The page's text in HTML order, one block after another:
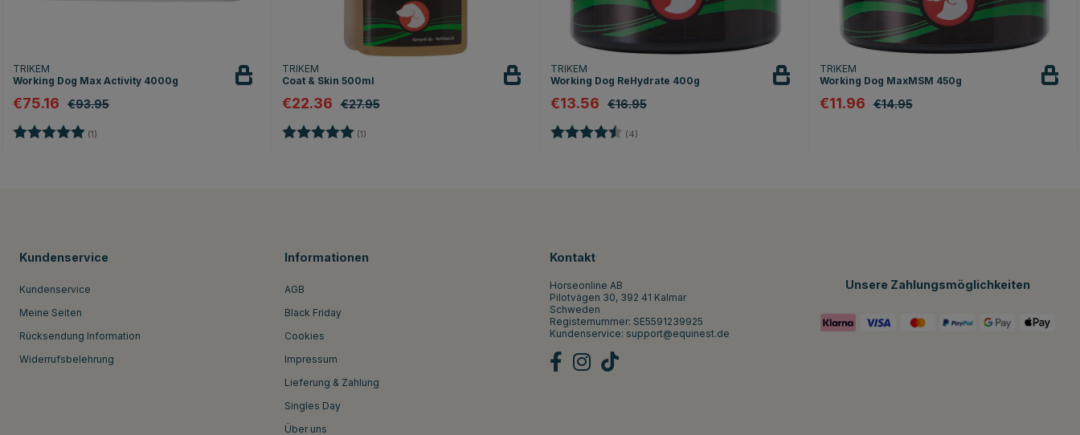
TRIKEM
Working Dog Max Activity 4000g
€75.16 €93.95
Bewertung: (1)
TRIKEM
Coat & Skin 500ml
€22.36 €27.95
Bewertung: (1)
TRIKEM
Working Dog ReHydrate 400g
€13.56 €16.95
Bewertung: (4)
TRIKEM
Working Dog MaxMSM 450g
€11.96 €14.95
Kundenservice
Kundenservice
Meine Seiten
Rücksendung Information
Widerrufsbelehrung
Informationen
AGB
Black Friday
Cookies
Impressum
Lieferung & Zahlung
Singles Day
Über uns
Kontakt
Horseonline AB
Pilotvägen 30, 392 41 Kalmar
Schweden
Registernummer: SE5591239925
Kundenservice: support@equinest.de
Unsere Zahlungsmöglichkeiten